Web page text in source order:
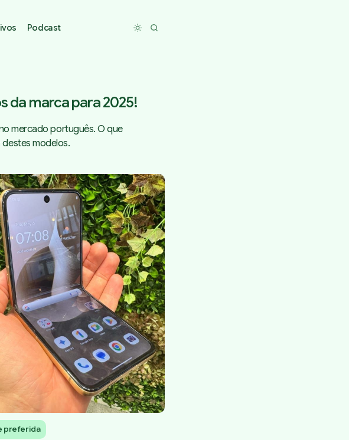
Podcast Toggle dark mode
da marca para 2025!
mercado português. O que
destes modelos.
preferida